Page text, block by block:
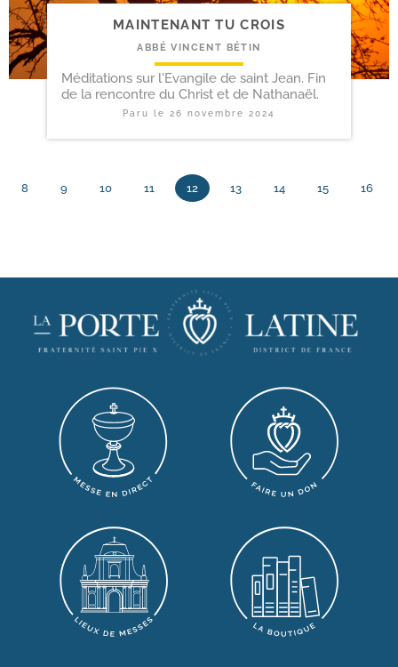
MAINTENANT TU CROIS
ABBÉ VINCENT BÉTIN
Méditations sur l'Evangile de saint Jean. Fin
de la rencontre du Christ et de Nathanaël.
Paru le 26 novembre 2024
8 9 10 11 12 13 14 15 16